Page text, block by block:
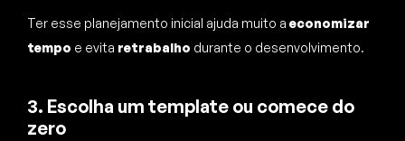
Ter esse planejamento inicial ajuda muito a economizar
tempo e evita retrabalho durante o desenvolvimento.
3. Escolha um template ou comece do
zero